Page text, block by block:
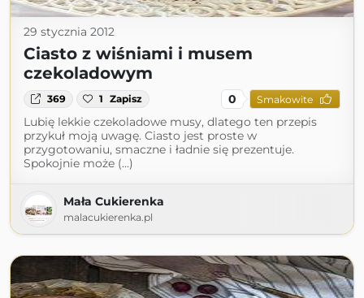
29 stycznia 2012
Ciasto z wiśniami i musem
czekoladowym
369 1 Zapisz 0 Smakowite
Lubię lekkie czekoladowe musy, dlatego ten przepis
przykuł moją uwagę. Ciasto jest proste w
przygotowaniu, smaczne i ładnie się prezentuje.
Spokojnie może (...)
Mała Cukierenka
malacukierenka.pl